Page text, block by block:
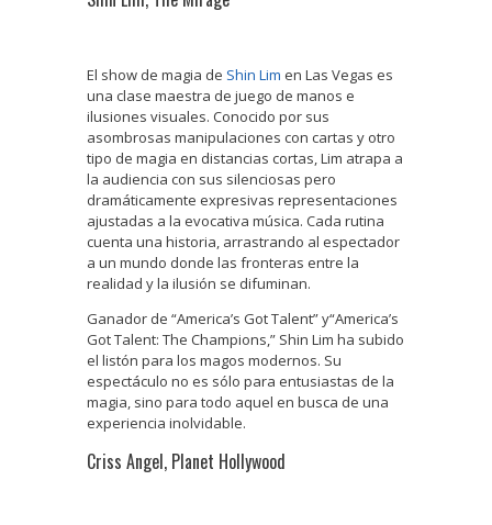
El show de magia de Shin Lim en Las Vegas es
una clase maestra de juego de manos e
ilusiones visuales. Conocido por sus
asombrosas manipulaciones con cartas y otro
tipo de magia en distancias cortas, Lim atrapa a
la audiencia con sus silenciosas pero
dramáticamente expresivas representaciones
ajustadas a la evocativa música. Cada rutina
cuenta una historia, arrastrando al espectador
a un mundo donde las fronteras entre la
realidad y la ilusión se difuminan.
Ganador de “America’s Got Talent” y“America’s
Got Talent: The Champions,” Shin Lim ha subido
el listón para los magos modernos. Su
espectáculo no es sólo para entusiastas de la
magia, sino para todo aquel en busca de una
experiencia inolvidable.
Criss Angel, Planet Hollywood